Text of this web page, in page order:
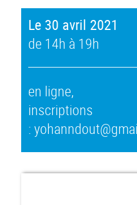
Le 30 avril 2021
de 14h à 19h
en ligne,
inscriptions
: